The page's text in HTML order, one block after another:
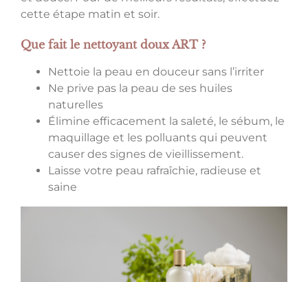
cette étape matin et soir.
Que fait le nettoyant doux ART ?
Nettoie la peau en douceur sans l’irriter
Ne prive pas la peau de ses huiles
naturelles
Élimine efficacement la saleté, le sébum, le
maquillage et les polluants qui peuvent
causer des signes de vieillissement.
Laisse votre peau rafraîchie, radieuse et
saine